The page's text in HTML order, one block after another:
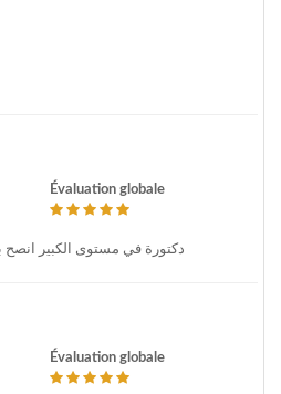
Évaluation globale
دكتورة في مستوى الكبير انصح
Évaluation globale